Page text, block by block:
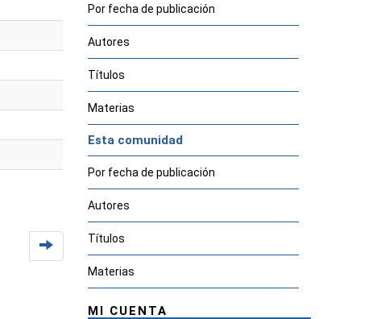
Por fecha de publicación
Autores
Títulos
Materias
Esta comunidad
Por fecha de publicación
Autores
Títulos
Materias
MI CUENTA